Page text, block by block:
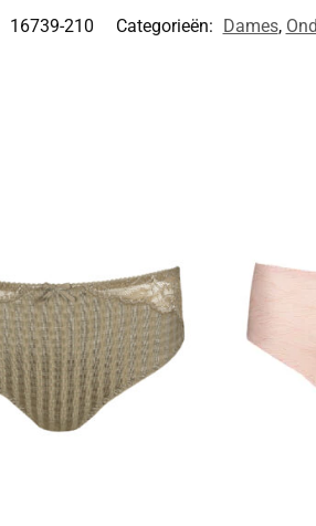
16739-210 Categorieën: Dames,